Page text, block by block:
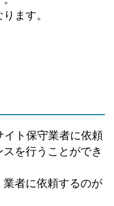
ます。
イト保守業者に依頼
を行うことができ
者に依頼するのが